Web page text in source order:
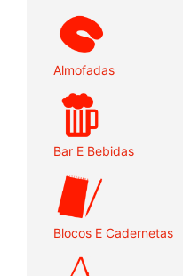
Almofadas
Bar E Bebidas
Blocos E Cadernetas